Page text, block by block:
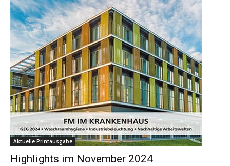
Aktuelle Printausgabe
Highlights im November 2024